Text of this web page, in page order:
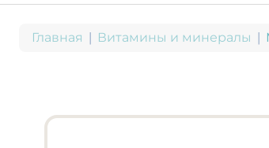
Главная Витамины и минералы